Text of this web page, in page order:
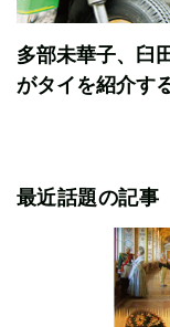
多部未華子、臼
がタイを紹介す
最近話題の記事